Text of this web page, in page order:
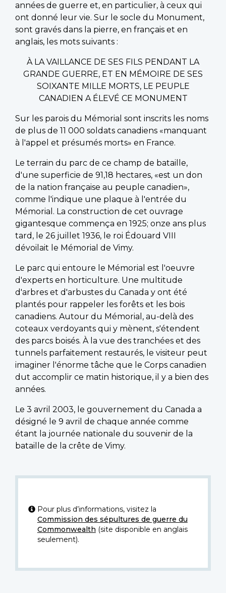
années de guerre et, en particulier, à ceux qui
ont donné leur vie. Sur le socle du Monument,
sont gravés dans la pierre, en français et en
anglais, les mots suivants :
À LA VAILLANCE DE SES FILS PENDANT LA
GRANDE GUERRE, ET EN MÉMOIRE DE SES
SOIXANTE MILLE MORTS, LE PEUPLE
CANADIEN A ÉLEVÉ CE MONUMENT
Sur les parois du Mémorial sont inscrits les noms
de plus de 11 000 soldats canadiens «manquant
à l'appel et présumés morts» en France.
Le terrain du parc de ce champ de bataille,
d'une superficie de 91,18 hectares, «est un don
de la nation française au peuple canadien»,
comme l'indique une plaque à l'entrée du
Mémorial. La construction de cet ouvrage
gigantesque commença en 1925; onze ans plus
tard, le 26 juillet 1936, le roi Édouard VIII
dévoilait le Mémorial de Vimy.
Le parc qui entoure le Mémorial est l'oeuvre
d'experts en horticulture. Une multitude
d'arbres et d'arbustes du Canada y ont été
plantés pour rappeler les forêts et les bois
canadiens. Autour du Mémorial, au-delà des
coteaux verdoyants qui y mènent, s'étendent
des parcs boisés. À la vue des tranchées et des
tunnels parfaitement restaurés, le visiteur peut
imaginer l'énorme tâche que le Corps canadien
dut accomplir ce matin historique, il y a bien des
années.
Le 3 avril 2003, le gouvernement du Canada a
désigné le 9 avril de chaque année comme
étant la journée nationale du souvenir de la
bataille de la crête de Vimy.
Pour plus d’informations, visitez la
Commission des sépultures de guerre du
Commonwealth (site disponible en anglais
seulement).